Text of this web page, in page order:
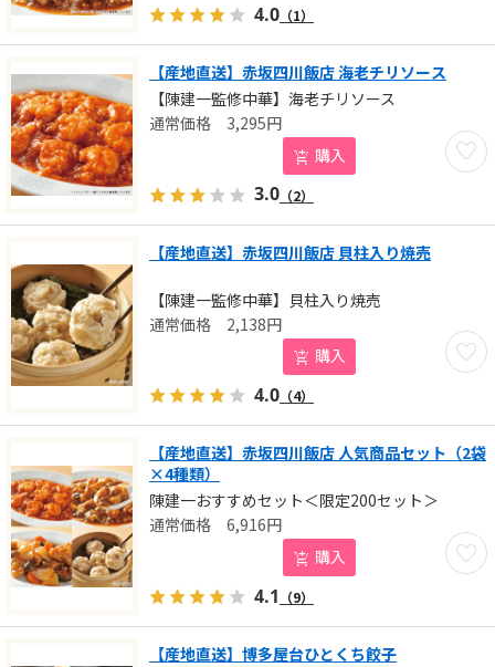
4.0 （1）
【産地直送】赤坂四川飯店 海老チリソース
【陳建一監修中華】海老チリソース
お気
3,295円
購入
3.0 （2）
【産地直送】赤坂四川飯店 貝柱入り焼売
【陳建一監修中華】貝柱入り焼売
お気
2,138円
購入
4.0 （4）
【産地直送】赤坂四川飯店 人気商品セット（2袋
×4種類）
陳建一おすすめセット＜限定200セット＞
お気
6,916円
購入
4.1 （9）
【産地直送】博多屋台ひとくち餃子